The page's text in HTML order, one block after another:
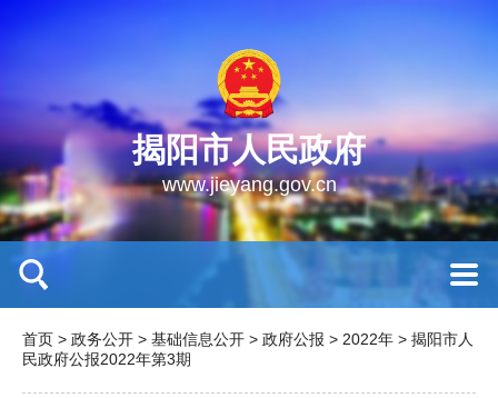
揭阳市人民政府
www.jieyang.gov.cn
首页 > 政务公开 > 基础信息公开 > 政府公报 > 2022年 > 揭阳市人
民政府公报2022年第3期